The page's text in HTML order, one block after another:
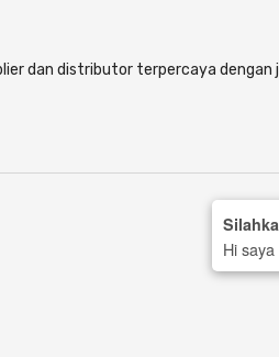
dan distributor terpercaya dengan
Hi